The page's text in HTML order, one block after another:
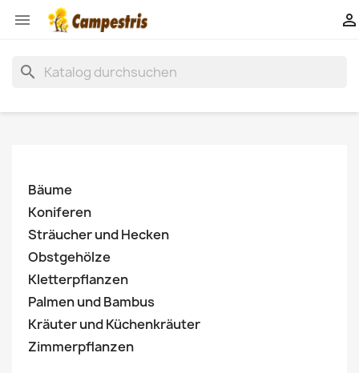
 
search
Bäume
Koniferen
Sträucher und Hecken
Obstgehölze
Kletterpflanzen
Palmen und Bambus
Kräuter und Küchenkräuter
Zimmerpflanzen